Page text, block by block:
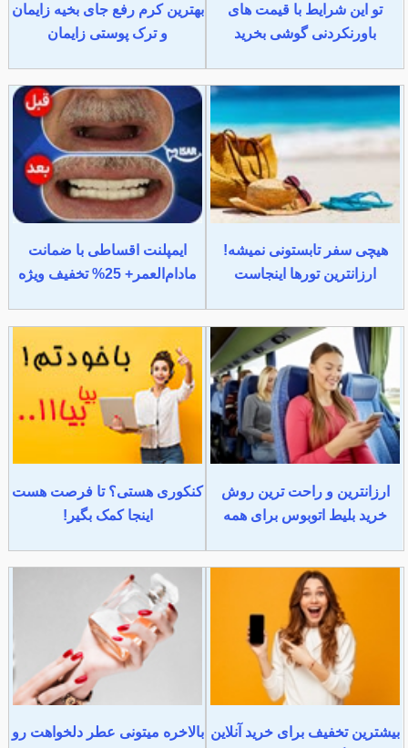
تو این شرایط با قیمت های
باورنکردنی گوشی بخرید
بهترین کرم رفع جای بخیه زایمان
و ترک پوستی زایمان
هیچی سفر تابستونی نمیشه!
ارزانترین تورها اینجاست
ایمپلنت اقساطی با ضمانت
مادام‌العمر+ 25% تخفیف ویژه
ارزانترین و راحت ترین روش
خرید بلیط اتوبوس برای همه
کنکوری هستی؟ تا فرصت هست
اینجا کمک بگیر!
بیشترین تخفیف برای خرید آنلاین بالاخره میتونی عطر دلخواهت رو